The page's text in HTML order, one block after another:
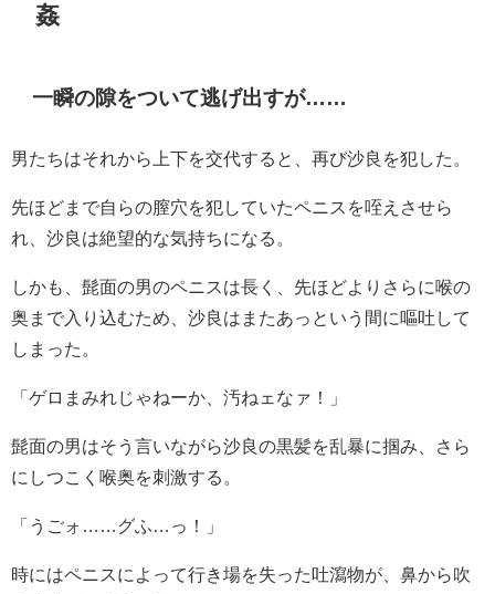
姦
一瞬の隙をついて逃げ出すが……
男たちはそれから上下を交代すると、再び沙良を犯した。
先ほどまで自らの膣穴を犯していたペニスを咥えさせら
れ、沙良は絶望的な気持ちになる。
しかも、髭面の男のペニスは長く、先ほどよりさらに喉の
奥まで入り込むため、沙良はまたあっという間に嘔吐して
しまった。
「ゲロまみれじゃねーか、汚ねェなァ！」
髭面の男はそう言いながら沙良の黒髪を乱暴に掴み、さら
にしつこく喉奥を刺激する。
「うごォ……グふ…っ！」
時にはペニスによって行き場を失った吐瀉物が、鼻から吹